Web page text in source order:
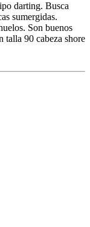
darting. Busca
sumergidas.
Son buenos
90 cabeza shore